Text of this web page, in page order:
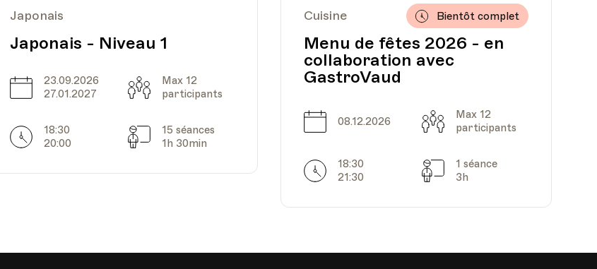
HEP - Haute Ecole
Av. de Cour 33
Japonais
Japonais - Niveau 1
Date
23.09.2026
27.01.2027
Capacité
Max 12
participants
Horarires
18:30
20:00
Séances
15 séances
1h 30min
Cuisine
Menu de fêtes 2026 - en
collaboration avec
GastroVaud
Bientôt complet
Date
08.12.2026 Capacité
Max 12
participants
Horarires
18:30
21:30
Séances
1 séance
3h